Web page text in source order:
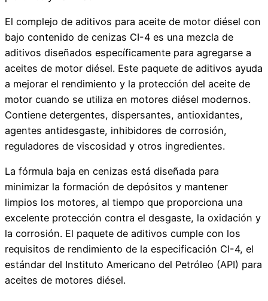
El complejo de aditivos para aceite de motor diésel con
bajo contenido de cenizas CI-4 es una mezcla de
aditivos diseñados específicamente para agregarse a
aceites de motor diésel. Este paquete de aditivos ayuda
a mejorar el rendimiento y la protección del aceite de
motor cuando se utiliza en motores diésel modernos.
Contiene detergentes, dispersantes, antioxidantes,
agentes antidesgaste, inhibidores de corrosión,
reguladores de viscosidad y otros ingredientes.
La fórmula baja en cenizas está diseñada para
minimizar la formación de depósitos y mantener
limpios los motores, al tiempo que proporciona una
excelente protección contra el desgaste, la oxidación y
la corrosión. El paquete de aditivos cumple con los
requisitos de rendimiento de la especificación CI-4, el
estándar del Instituto Americano del Petróleo (API) para
aceites de motores diésel.